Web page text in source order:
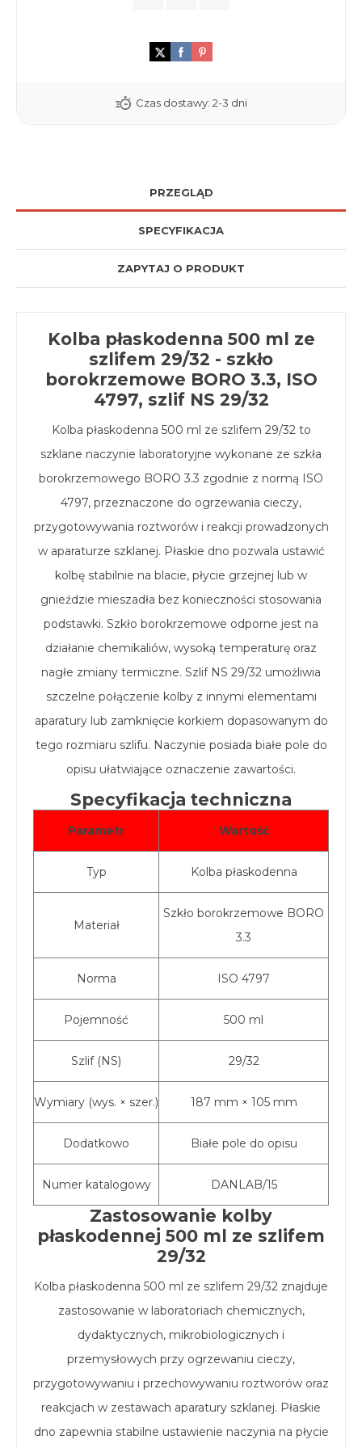
Czas dostawy: 2-3 dni
PRZEGLĄD
SPECYFIKACJA
ZAPYTAJ O PRODUKT
Kolba płaskodenna 500 ml ze
szlifem 29/32 - szkło
borokrzemowe BORO 3.3, ISO
4797, szlif NS 29/32
Kolba płaskodenna 500 ml ze szlifem 29/32 to
szklane naczynie laboratoryjne wykonane ze szkła
borokrzemowego BORO 3.3 zgodnie z normą ISO
4797, przeznaczone do ogrzewania cieczy,
przygotowywania roztworów i reakcji prowadzonych
w aparaturze szklanej. Płaskie dno pozwala ustawić
kolbę stabilnie na blacie, płycie grzejnej lub w
gnieździe mieszadła bez konieczności stosowania
podstawki. Szkło borokrzemowe odporne jest na
działanie chemikaliów, wysoką temperaturę oraz
nagłe zmiany termiczne. Szlif NS 29/32 umożliwia
szczelne połączenie kolby z innymi elementami
aparatury lub zamknięcie korkiem dopasowanym do
tego rozmiaru szlifu. Naczynie posiada białe pole do
opisu ułatwiające oznaczenie zawartości.
Specyfikacja techniczna
Parametr Wartość
Typ Kolba płaskodenna
Materiał
Szkło borokrzemowe BORO
3.3
Norma ISO 4797
Pojemność 500 ml
Szlif (NS) 29/32
Wymiary (wys. × szer.) 187 mm × 105 mm
Dodatkowo Białe pole do opisu
Numer katalogowy DANLAB/15
Zastosowanie kolby
płaskodennej 500 ml ze szlifem
29/32
Kolba płaskodenna 500 ml ze szlifem 29/32 znajduje
zastosowanie w laboratoriach chemicznych,
dydaktycznych, mikrobiologicznych i
przemysłowych przy ogrzewaniu cieczy,
przygotowywaniu i przechowywaniu roztworów oraz
reakcjach w zestawach aparatury szklanej. Płaskie
dno zapewnia stabilne ustawienie naczynia na płycie